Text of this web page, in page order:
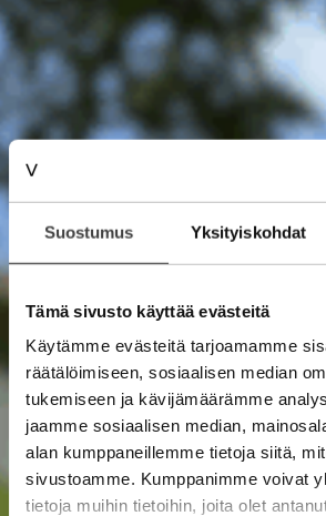
Suostumus Yksityiskohdat
Tämä sivusto käyttää evästeitä
Käytämme evästeitä tarjoamamme
räätälöimiseen, sosiaalisen median
tukemiseen ja kävijämäärämme
jaamme sosiaalisen median,
alan kumppaneillemme tietoja siitä,
sivustoamme. Kumppanimme voivat
tietoja muihin tietoihin, joita olet